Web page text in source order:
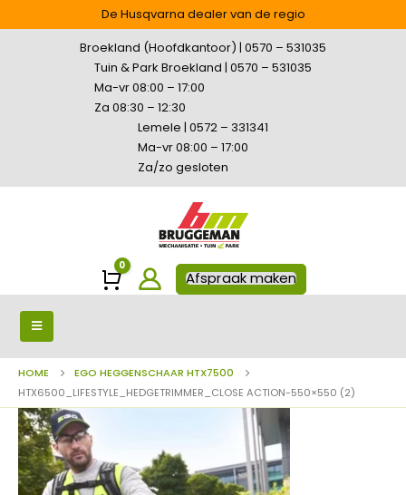
De Husqvarna dealer van de regio
Broekland (Hoofdkantoor) | 0570 – 531035
Tuin & Park Broekland | 0570 – 531035
Ma-vr 08:00 – 17:00
Za 08:30 – 12:30
Lemele | 0572 – 331341
Ma-vr 08:00 – 17:00
Za/zo gesloten
Winkelwagen
0
Afspraak maken
HOME
EGO HEGGENSCHAAR HTX7500
HTX6500_LIFESTYLE_HEDGETRIMMER_CLOSE ACTION-550×550 (2)